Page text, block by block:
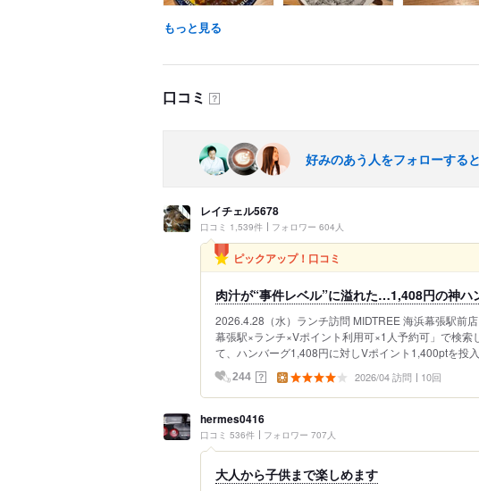
もっと見る
口コミ ？
好みのあう人をフォローする
レイチェル5678
口コミ 1,539件 フォロワー 604人
ピックアップ！口コミ
肉汁が“事件レベル”に溢れた…1,408円の神ハ
2026.4.28（水）ランチ訪問 MIDTREE 海浜幕張駅前
幕張駅×ランチ×Vポイント利用可×1人予約可」で検索
て、ハンバーグ1,408円に対しVポイント1,400ptを
244 ？ 2026/04 訪問 10回
hermes0416
口コミ 536件 フォロワー 707人
大人から子供まで楽しめます